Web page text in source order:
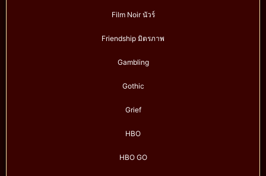
Film Noir นัวร์
Friendship มิตรภาพ
Gambling
Gothic
Grief
HBO
HBO GO